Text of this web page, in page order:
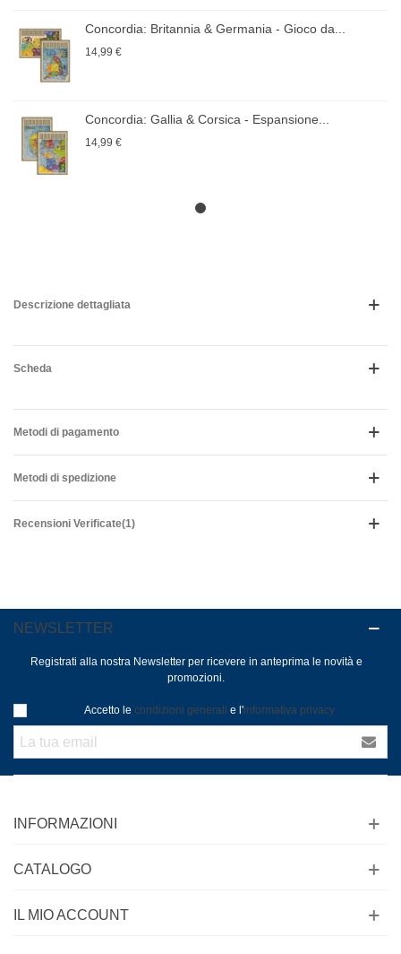
Concordia: Britannia & Germania - Gioco da...
14,99 €
Concordia: Gallia & Corsica - Espansione...
14,99 €
Descrizione dettagliata
Scheda
Metodi di pagamento
Metodi di spedizione
Recensioni Verificate(1)
NEWSLETTER
Registrati alla nostra Newsletter per ricevere in anteprima le novità e
promozioni.
Accetto le condizioni generali e l'informativa privacy
INFORMAZIONI
CATALOGO
IL MIO ACCOUNT